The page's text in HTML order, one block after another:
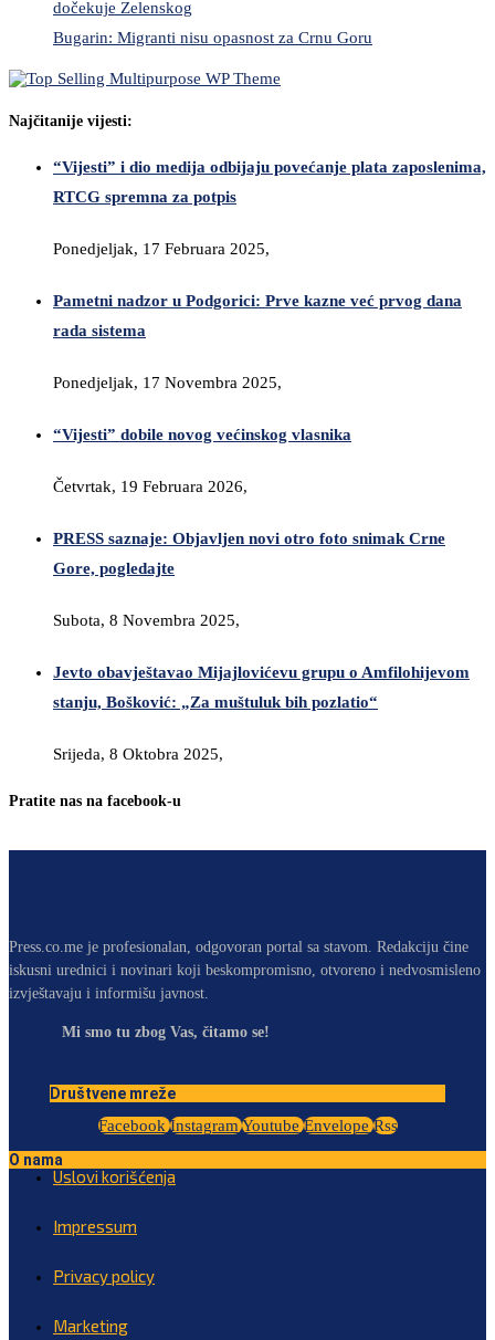
dočekuje Zelenskog
Bugarin: Migranti nisu opasnost za Crnu Goru
Najčitanije vijesti:
“Vijesti” i dio medija odbijaju povećanje plata zaposlenima,
RTCG spremna za potpis
Ponedjeljak, 17 Februara 2025,
Pametni nadzor u Podgorici: Prve kazne već prvog dana
rada sistema
Ponedjeljak, 17 Novembra 2025,
“Vijesti” dobile novog većinskog vlasnika
Četvrtak, 19 Februara 2026,
PRESS saznaje: Objavljen novi otro foto snimak Crne
Gore, pogledajte
Subota, 8 Novembra 2025,
Jevto obavještavao Mijajlovićevu grupu o Amfilohijevom
stanju, Bošković: „Za muštuluk bih pozlatio“
Srijeda, 8 Oktobra 2025,
Pratite nas na facebook-u
Press.co.me je profesionalan, odgovoran portal sa stavom. Redakciju čine
iskusni urednici i novinari koji beskompromisno, otvoreno i nedvosmisleno
izvještavaju i informišu javnost.
Mi smo tu zbog Vas, čitamo se!
Društvene mreže
Facebook Instagram Youtube Envelope Rss
O nama
Uslovi korišćenja
Impressum
Privacy policy
Marketing